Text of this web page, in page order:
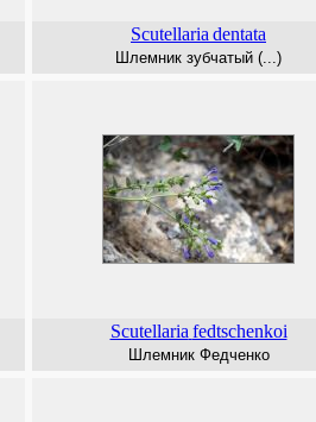
Scutellaria dentata
Шлемник зубчатый (...)
Scutellaria fedtschenkoi
Шлемник Федченко